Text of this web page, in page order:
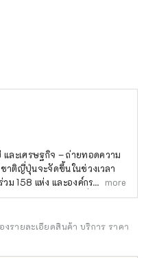
องค์กร
โทรศัพท์: 06-6136-
ละเศรษฐกิจ – ถ่ายทอดความ
าติญี่ปุ่นจะจัดขึ้นในช่วงเวลา
ม 158 แห่ง และองค์กรระหว่าง
โอซาก้า คันไซ และทั่วประเทศ
รร่วมสร้างสรรค์ในด้าน
ระเทศต่างๆ ทั่วโลก
more
งรายละเอียดสินค้า บริการ ราคา